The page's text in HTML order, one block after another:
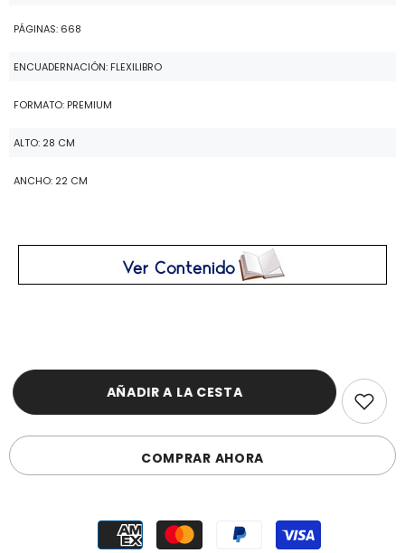
PÁGINAS: 668
ENCUADERNACIÓN: FLEXILIBRO
FORMATO: PREMIUM
ALTO: 28 CM
ANCHO: 22 CM
AÑADIR A LA CESTA
COMPRAR AHORA